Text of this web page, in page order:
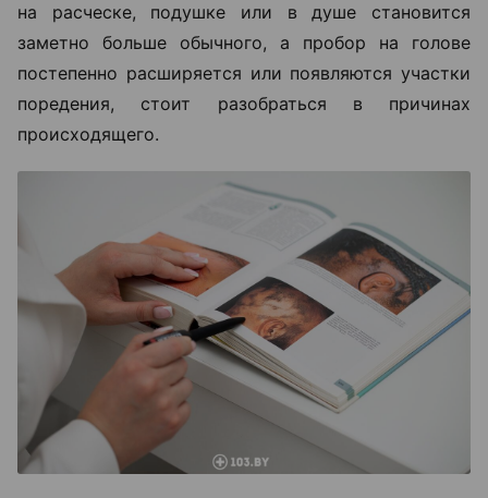
на расческе, подушке или в душе становится
заметно больше обычного, а пробор на голове
постепенно расширяется или появляются участки
поредения, стоит разобраться в причинах
происходящего.